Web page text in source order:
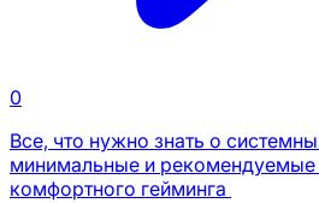
0
Все, что нужно знать о
минимальные и рекомендуемые
комфортного гейминга